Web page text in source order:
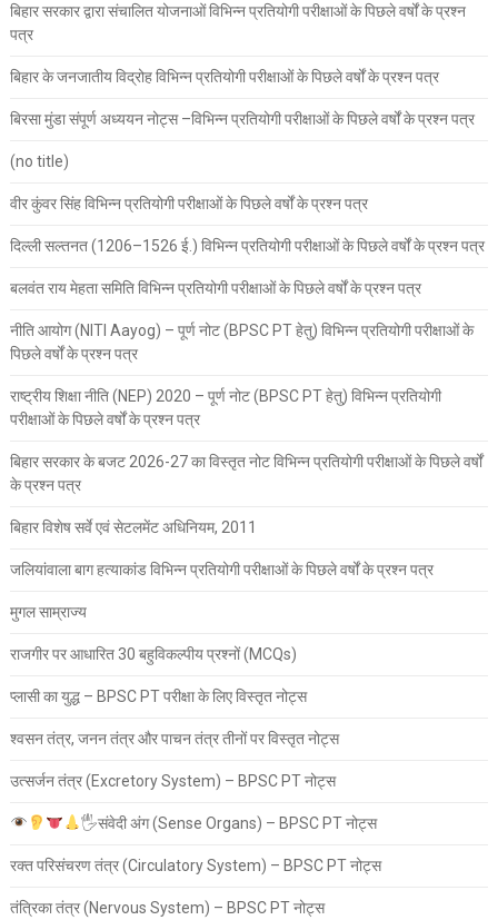
बिहार सरकार द्वारा संचालित योजनाओं विभिन्न प्रतियोगी परीक्षाओं के पिछले वर्षों के प्रश्न
पत्र
बिहार के जनजातीय विद्रोह विभिन्न प्रतियोगी परीक्षाओं के पिछले वर्षों के प्रश्न पत्र
बिरसा मुंडा संपूर्ण अध्ययन नोट्स –विभिन्न प्रतियोगी परीक्षाओं के पिछले वर्षों के प्रश्न पत्र
(no title)
वीर कुंवर सिंह विभिन्न प्रतियोगी परीक्षाओं के पिछले वर्षों के प्रश्न पत्र
दिल्ली सल्तनत (1206–1526 ई.) विभिन्न प्रतियोगी परीक्षाओं के पिछले वर्षों के प्रश्न पत्र
बलवंत राय मेहता समिति विभिन्न प्रतियोगी परीक्षाओं के पिछले वर्षों के प्रश्न पत्र
नीति आयोग (NITI Aayog) – पूर्ण नोट (BPSC PT हेतु) विभिन्न प्रतियोगी परीक्षाओं के
पिछले वर्षों के प्रश्न पत्र
राष्ट्रीय शिक्षा नीति (NEP) 2020 – पूर्ण नोट (BPSC PT हेतु) विभिन्न प्रतियोगी
परीक्षाओं के पिछले वर्षों के प्रश्न पत्र
बिहार सरकार के बजट 2026-27 का विस्तृत नोट विभिन्न प्रतियोगी परीक्षाओं के पिछले वर्षों
के प्रश्न पत्र
बिहार विशेष सर्वे एवं सेटलमेंट अधिनियम, 2011
जलियांवाला बाग हत्याकांड विभिन्न प्रतियोगी परीक्षाओं के पिछले वर्षों के प्रश्न पत्र
मुगल साम्राज्य
राजगीर पर आधारित 30 बहुविकल्पीय प्रश्नों (MCQs)
प्लासी का युद्ध – BPSC PT परीक्षा के लिए विस्तृत नोट्स
श्वसन तंत्र, जनन तंत्र और पाचन तंत्र तीनों पर विस्तृत नोट्स
उत्सर्जन तंत्र (Excretory System) – BPSC PT नोट्स
🖐संवेदी अंग (Sense Organs) – BPSC PT नोट्स
रक्त परिसंचरण तंत्र (Circulatory System) – BPSC PT नोट्स
तंत्रिका तंत्र (Nervous System) – BPSC PT नोट्स